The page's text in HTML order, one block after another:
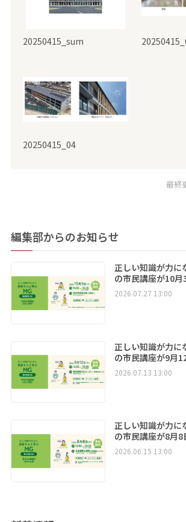
20250415_sum
20250415_04
最終
編集部からのお知らせ
正しい知識が力
の市民講座が10
2026.07.27 13:00
正しい知識が力
の市民講座が9月
2026.07.13 13:00
正しい知識が力
の市民講座が8月
2026.06.15 13:00